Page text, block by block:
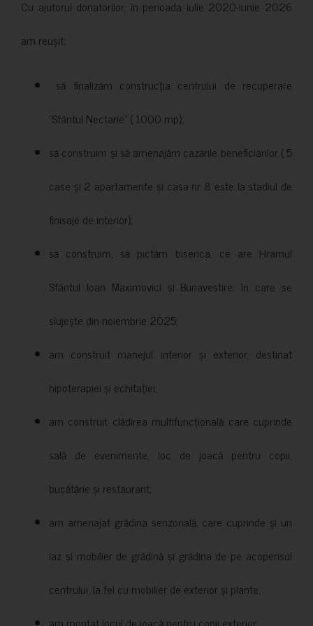
Cu ajutorul donatorilor, în perioada iulie 2020-iunie 2026
am reușit:
să finalizăm construcția centrului de recuperare
”Sfântul Nectarie” ( 1000 mp);
să construim și să amenajăm cazările beneficiarilor ( 5
case și 2 apartamente și casa nr 8 este la stadiul de
finisaje de interior);
să construim, să pictăm biserica, ce are Hramul
Sfântul Ioan Maximovici și Bunavestire, în care se
slujește din noiembrie 2025;
am construit manejul interior și exterior, destinat
hipoterapiei și echitației;
am construit clădirea multifuncțională care cuprinde
sală de evenimente, loc de joacă pentru copii,
bucătărie și restaurant;
am amenajat grădina senzorială, care cuprinde și un
iaz și mobilier de grădină și grădina de pe acoperisul
centrului, la fel cu mobilier de exterior și plante;